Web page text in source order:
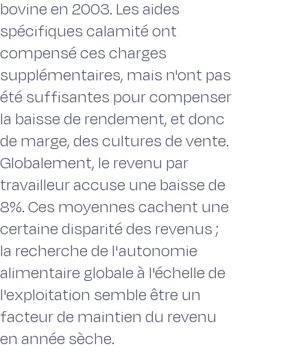
bovine en 2003. Les aides
spécifiques calamité ont
compensé ces charges
supplémentaires, mais n'ont pas
été suffisantes pour compenser
la baisse de rendement, et donc
de marge, des cultures de vente.
Globalement, le revenu par
travailleur accuse une baisse de
8%. Ces moyennes cachent une
certaine disparité des revenus ;
la recherche de l'autonomie
alimentaire globale à l'échelle de
l'exploitation semble être un
facteur de maintien du revenu
en année sèche.